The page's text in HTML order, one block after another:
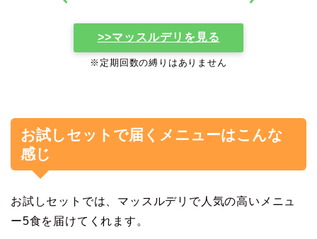
>>マッスルデリを見る
※定期回数の縛りはありません
お試しセットで届くメニューはこんな
感じ
お試しセットでは、マッスルデリで人気の高いメニュ
ー5食を届けてくれます。